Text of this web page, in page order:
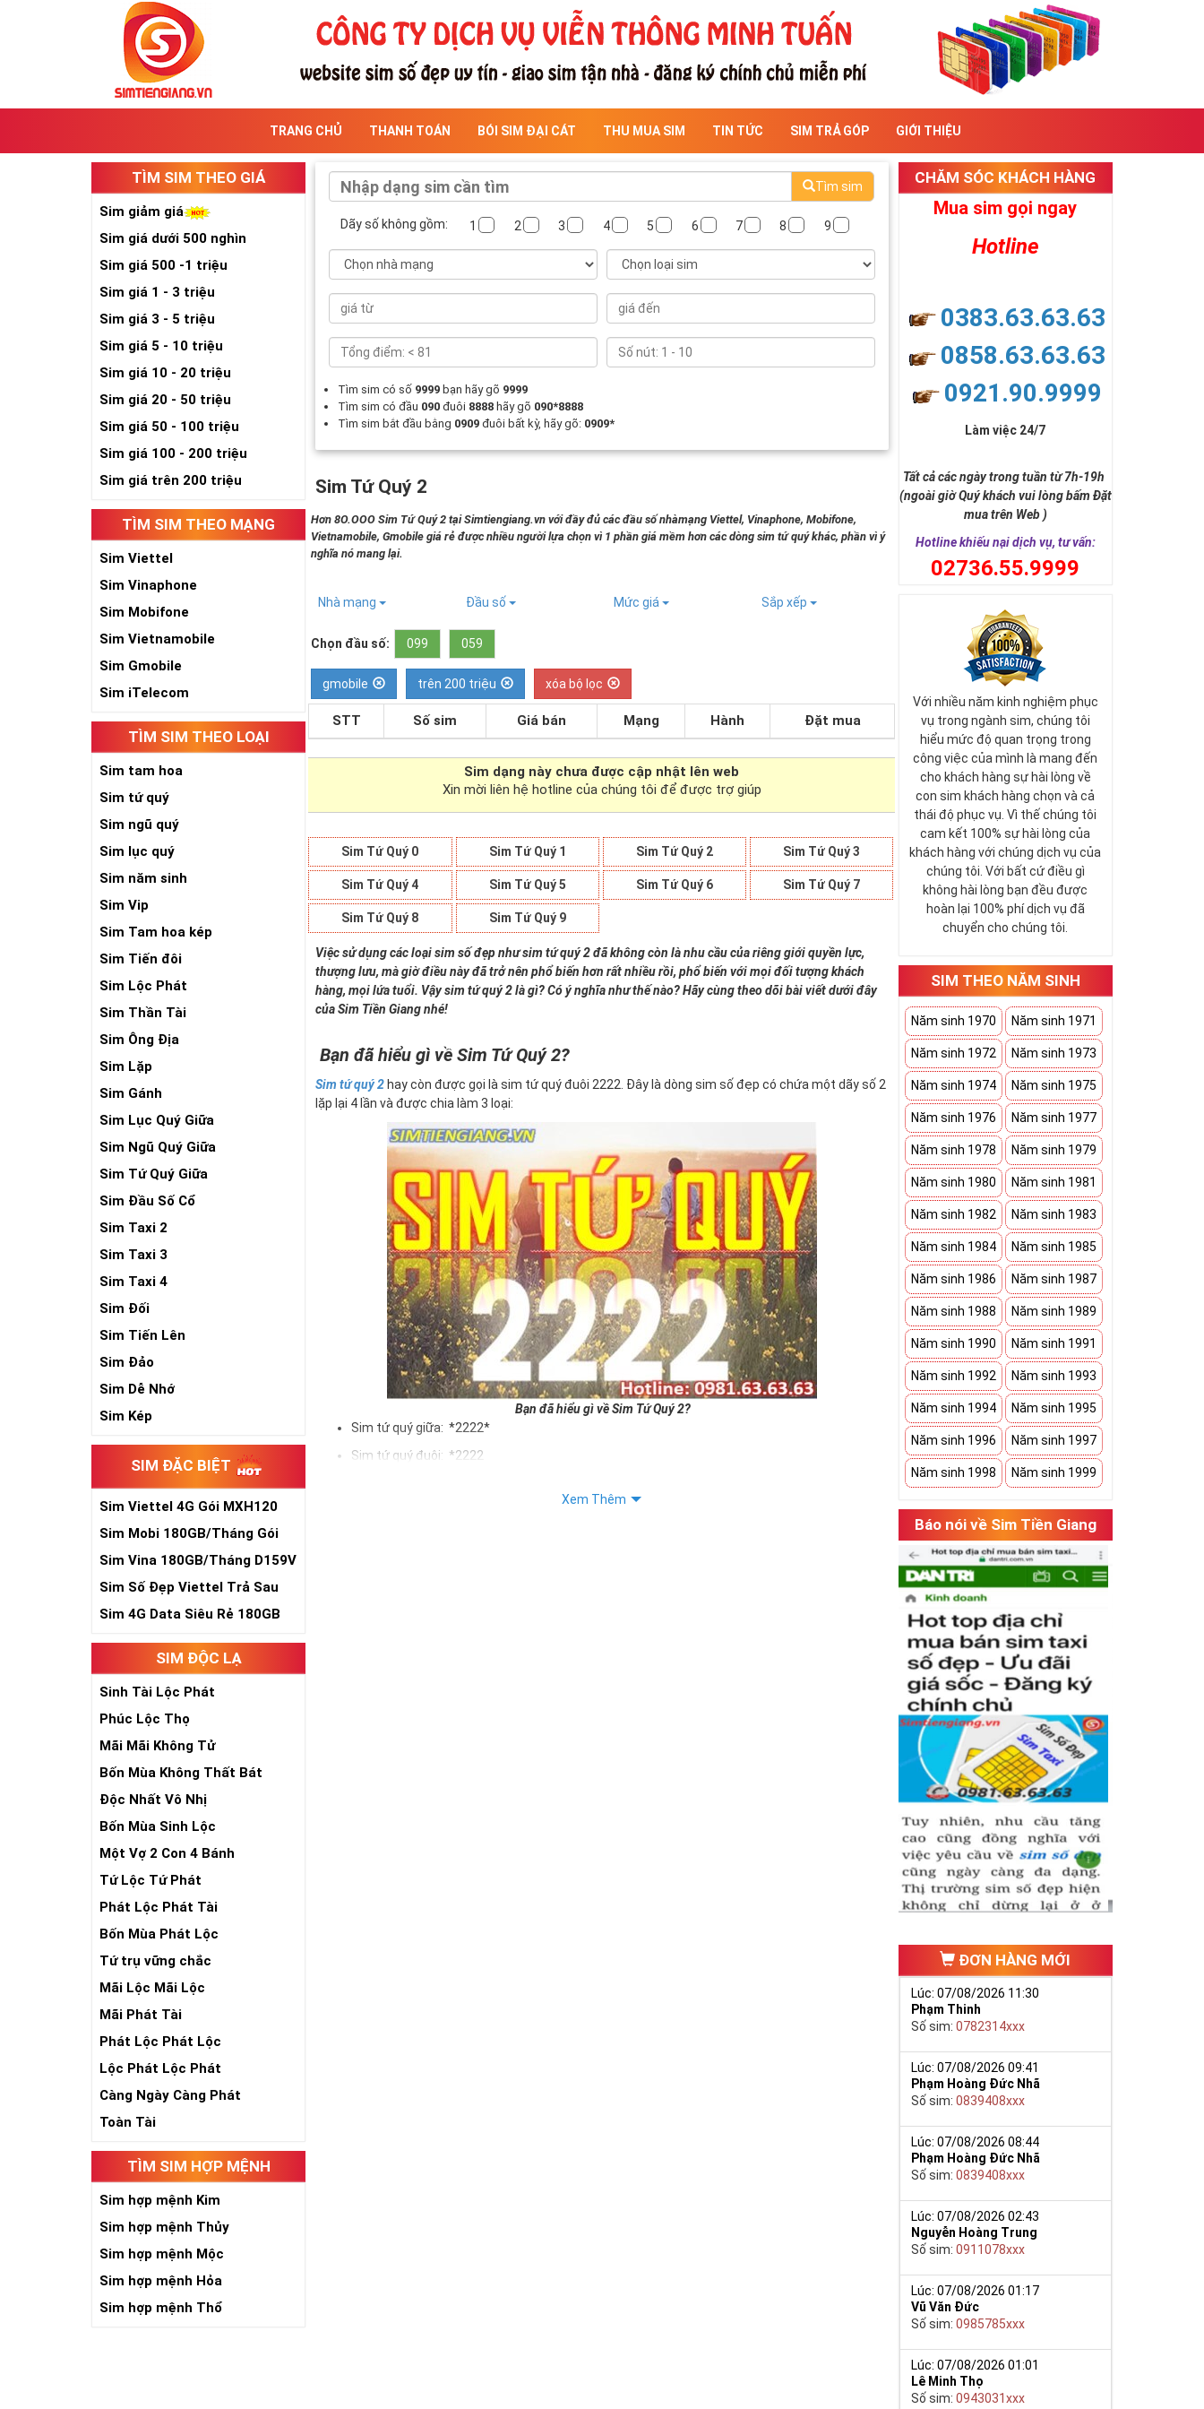
TRANG CHỦ THANH TOÁN BÓI SIM ĐẠI CÁT THU MUA SIM TIN TỨC SIM TRẢ GÓP GIỚI THIỆU
TÌM SIM THEO GIÁ
Sim giảm giá
Sim giá dưới 500 nghìn
Sim giá 500 -1 triệu
Sim giá 1 - 3 triệu
Sim giá 3 - 5 triệu
Sim giá 5 - 10 triệu
Sim giá 10 - 20 triệu
Sim giá 20 - 50 triệu
Sim giá 50 - 100 triệu
Sim giá 100 - 200 triệu
Sim giá trên 200 triệu
TÌM SIM THEO MẠNG
Sim Viettel
Sim Vinaphone
Sim Mobifone
Sim Vietnamobile
Sim Gmobile
Sim iTelecom
TÌM SIM THEO LOẠI
Sim tam hoa
Sim tứ quý
Sim ngũ quý
Sim lục quý
Sim năm sinh
Sim Vip
Sim Tam hoa kép
Sim Tiến đôi
Sim Lộc Phát
Sim Thần Tài
Sim Ông Địa
Sim Lặp
Sim Gánh
Sim Lục Quý Giữa
Sim Ngũ Quý Giữa
Sim Tứ Quý Giữa
Sim Đầu Số Cổ
Sim Taxi 2
Sim Taxi 3
Sim Taxi 4
Sim Đối
Sim Tiến Lên
Sim Đảo
Sim Dễ Nhớ
Sim Kép
SIM ĐẶC BIỆT
Sim Viettel 4G Gói MXH120
Siêu Rẻ
Sim Mobi 180GB/Tháng Gói
TK159
Sim Vina 180GB/Tháng D159V
Sim Số Đẹp Viettel Trả Sau
Sim 4G Data Siêu Rẻ 180GB
SIM ĐỘC LẠ
Sinh Tài Lộc Phát
Phúc Lộc Thọ
Mãi Mãi Không Tử
Bốn Mùa Không Thất Bát
Độc Nhất Vô Nhị
Bốn Mùa Sinh Lộc
Một Vợ 2 Con 4 Bánh
Tứ Lộc Tứ Phát
Phát Lộc Phát Tài
Bốn Mùa Phát Lộc
Tứ trụ vững chắc
Mãi Lộc Mãi Lộc
Mãi Phát Tài
Phát Lộc Phát Lộc
Lộc Phát Lộc Phát
Càng Ngày Càng Phát
Toàn Tài
TÌM SIM HỢP MỆNH
Sim hợp mệnh Kim
Sim hợp mệnh Thủy
Sim hợp mệnh Mộc
Sim hợp mệnh Hỏa
Sim hợp mệnh Thổ
Tìm sim
Dãy số không gồm: 1 2 3 4 5 6 7 8 9
Tìm sim có số 9999 bạn hãy gõ 9999
Tìm sim có đầu 090đuôi 8888 hãy gõ 090*8888
Tìm sim bắt đầu bằng 0909 đuôi bất kỳ, hãy gõ: 0909*
Sim Tứ Quý 2
Hơn 8O.OOO Sim Tứ Quý 2 tại Simtiengiang.vn với đầy đủ các đầu số nhàmạng Viettel, Vinaphone, Mobifone,
Vietnamobile, Gmobile giá rẻ được nhiều người lựa chọn vì 1 phần giá mềm hơn các dòng sim tứ quý khác, phần vì ý
nghĩa nó mang lại.
Nhà mạng Đầu số Mức giá Sắp xếp
Chọn đầu số: 099 059
gmobile trên 200 triệu xóa bộ lọc
STT Số sim Giá bán Mạng Hành Đặt mua
Sim dạng này chưa được cập nhật lên web
Xin mời liên hệ hotline của chúng tôi để được trợ giúp
Sim Tứ Quý 0 Sim Tứ Quý 1 Sim Tứ Quý 2 Sim Tứ Quý 3
Sim Tứ Quý 4 Sim Tứ Quý 5 Sim Tứ Quý 6 Sim Tứ Quý 7
Sim Tứ Quý 8 Sim Tứ Quý 9
Việc sử dụng các loại sim số đẹp như sim tứ quý 2 đã không còn là nhu cầu của riêng giới quyền lực,
thượng lưu, mà giờ điều này đã trở nên phổ biến hơn rất nhiều rồi, phổ biến với mọi đối tượng khách
hàng, mọi lứa tuổi. Vậy sim tứ quý 2 là gì? Có ý nghĩa như thế nào? Hãy cùng theo dõi bài viết dưới đây
của Sim Tiền Giang nhé!
Bạn đã hiểu gì về Sim Tứ Quý 2?
Sim tứ quý 2 hay còn được gọi là sim tứ quý đuôi 2222. Đây là dòng sim số đẹp có chứa một dãy số 2
lặp lại 4 lần và được chia làm 3 loại:
Bạn đã hiểu gì về Sim Tứ Quý 2?
Sim tứ quý giữa: *2222*
Sim tứ quý đuôi: *2222
Xem Thêm
CHĂM SÓC KHÁCH HÀNG
Mua sim gọi ngay
Hotline
0383.63.63.63
0858.63.63.63
0921.90.9999
Làm việc 24/7
Tất cả các ngày trong tuần từ 7h-19h
(ngoài giờ Quý khách vui lòng bấm Đặt
mua trên Web )
Hotline khiếu nại dịch vụ, tư vấn:
02736.55.9999
Với nhiều năm kinh nghiệm phục
vụ trong ngành sim, chúng tôi
hiểu mức độ quan trọng trong
công việc của mình là mang đến
cho khách hàng sự hài lòng về
con sim khách hàng chọn và cả
thái độ phục vụ. Vì thế chúng tôi
cam kết 100% sự hài lòng của
khách hàng với chúng dịch vụ của
chúng tôi. Với bất cứ điều gì
không hài lòng bạn đều được
hoàn lại 100% phí dịch vụ đã
chuyển cho chúng tôi.
SIM THEO NĂM SINH
Năm sinh 1970 Năm sinh 1971
Năm sinh 1972 Năm sinh 1973
Năm sinh 1974 Năm sinh 1975
Năm sinh 1976 Năm sinh 1977
Năm sinh 1978 Năm sinh 1979
Năm sinh 1980 Năm sinh 1981
Năm sinh 1982 Năm sinh 1983
Năm sinh 1984 Năm sinh 1985
Năm sinh 1986 Năm sinh 1987
Năm sinh 1988 Năm sinh 1989
Năm sinh 1990 Năm sinh 1991
Năm sinh 1992 Năm sinh 1993
Năm sinh 1994 Năm sinh 1995
Năm sinh 1996 Năm sinh 1997
Năm sinh 1998 Năm sinh 1999
Báo nói về Sim Tiền Giang
ĐƠN HÀNG MỚI
Lúc: 07/08/2026 11:30
Phạm Thinh
Số sim:0782314xxx
Lúc: 07/08/2026 09:41
Phạm Hoàng Đức Nhã
Số sim:0839408xxx
Lúc: 07/08/2026 08:44
Phạm Hoàng Đức Nhã
Số sim:0839408xxx
Lúc: 07/08/2026 02:43
Nguyễn Hoàng Trung
Số sim:0911078xxx
Lúc: 07/08/2026 01:17
Vũ Văn Đức
Số sim:0985785xxx
Lúc: 07/08/2026 01:01
Lê Minh Thọ
Số sim:0943031xxx